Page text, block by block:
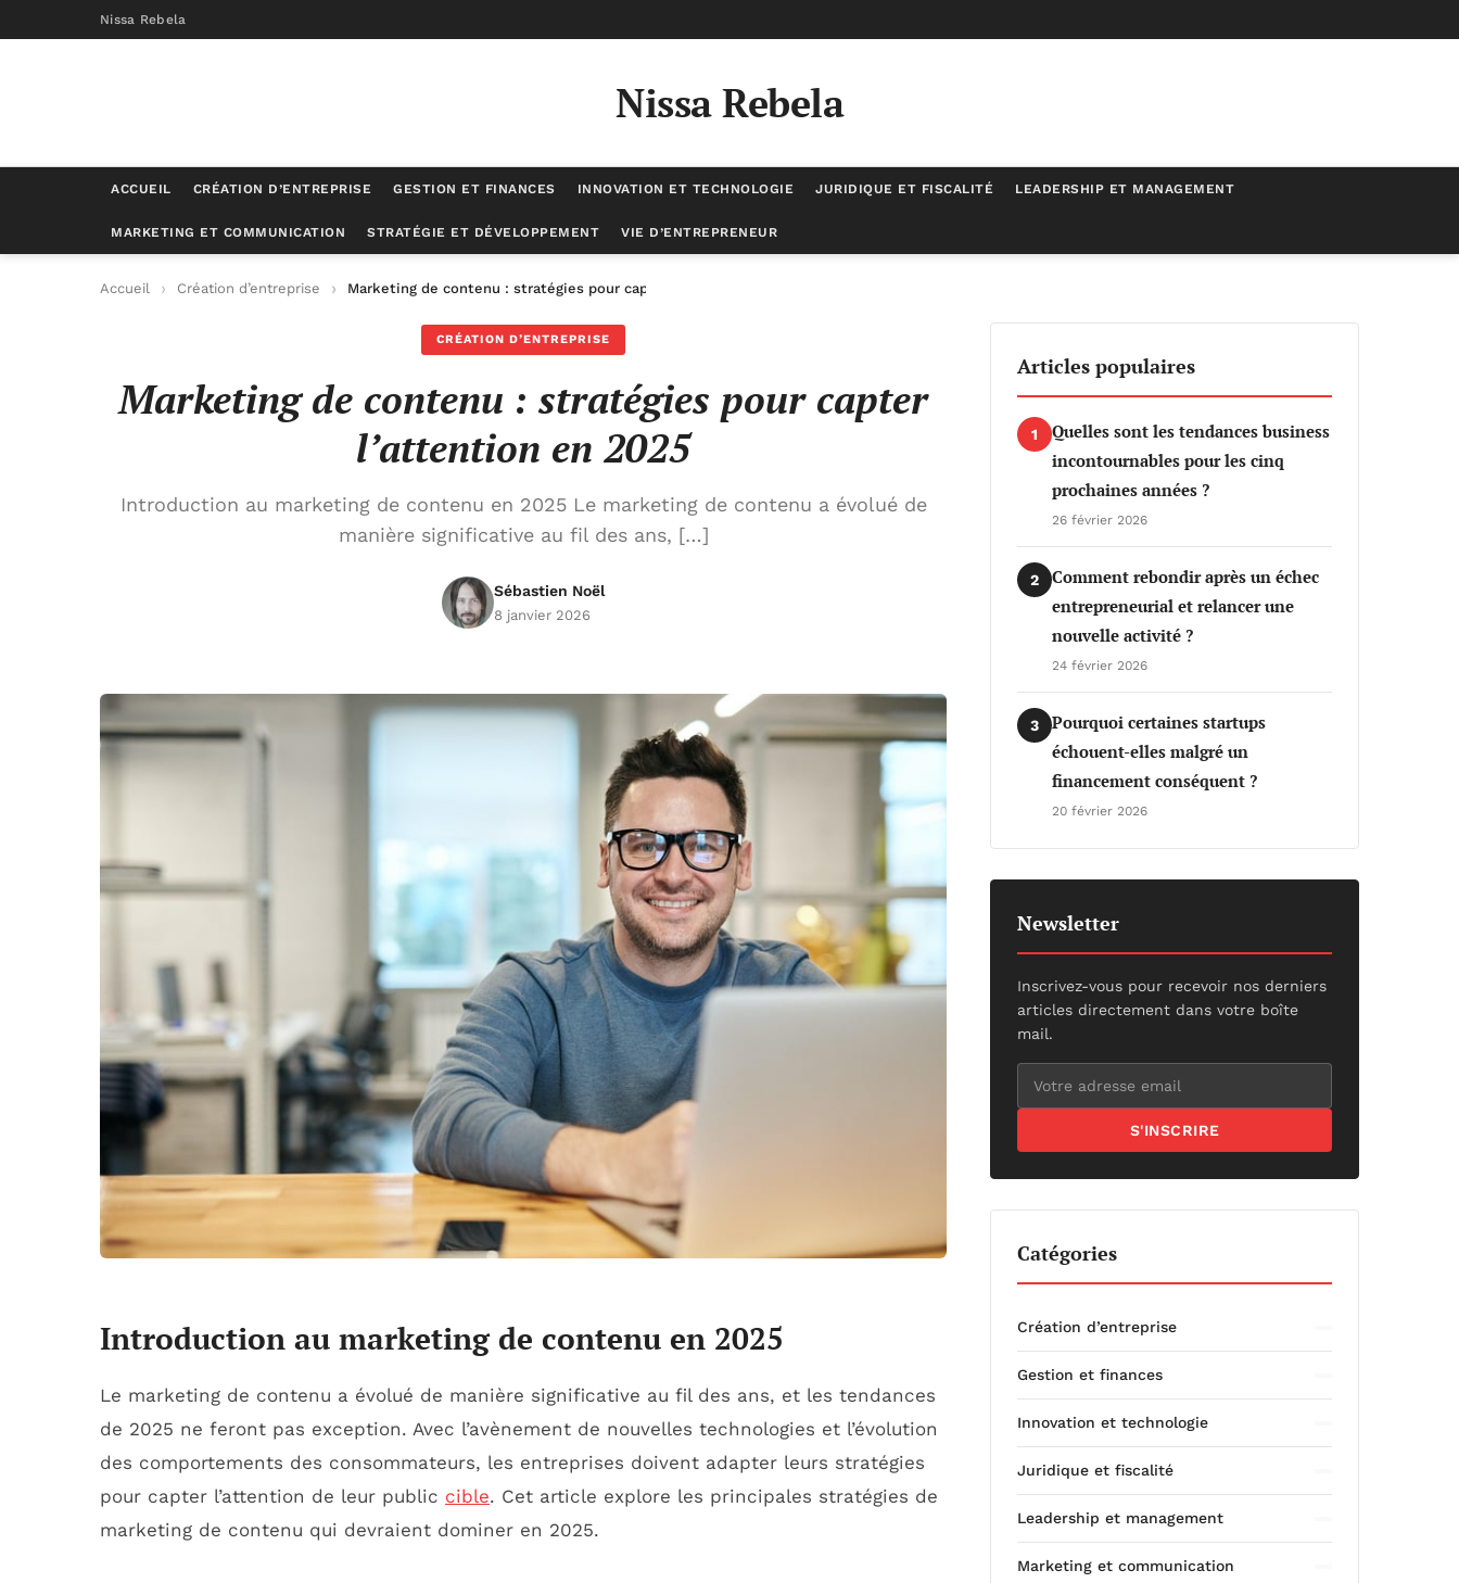
Nissa Rebela
Nissa Rebela
ACCUEIL CRÉATION D’ENTREPRISE GESTION ET FINANCES INNOVATION ET TECHNOLOGIE JURIDIQUE ET FISCALITÉ LEADERSHIP ET MANAGEMENT
MARKETING ET COMMUNICATION STRATÉGIE ET DÉVELOPPEMENT VIE D’ENTREPRENEUR
Accueil Création d’entreprise Marketing de contenu : stratégies pour capter l’attention en 2025
CRÉATION D’ENTREPRISE
Marketing de contenu : stratégies pour capter
l’attention en 2025
Introduction au marketing de contenu en 2025 Le marketing de contenu a évolué de
manière significative au fil des ans, […]
Sébastien Noël
8 janvier 2026
Introduction au marketing de contenu en 2025
Le marketing de contenu a évolué de manière significative au fil des ans, et les tendances
de 2025 ne feront pas exception. Avec l’avènement de nouvelles technologies et l’évolution
des comportements des consommateurs, les entreprises doivent adapter leurs stratégies
pour capter l’attention de leur public cible. Cet article explore les principales stratégies de
marketing de contenu qui devraient dominer en 2025.
Articles populaires
1
Quelles sont les tendances business
incontournables pour les cinq
prochaines années ?
26 février 2026
2
Comment rebondir après un échec
entrepreneurial et relancer une
nouvelle activité ?
24 février 2026
3
Pourquoi certaines startups
échouent-elles malgré un
financement conséquent ?
20 février 2026
Newsletter
Inscrivez-vous pour recevoir nos derniers
articles directement dans votre boîte
mail.
S'INSCRIRE
Catégories
Création d’entreprise
Gestion et finances
Innovation et technologie
Juridique et fiscalité
Leadership et management
Marketing et communication